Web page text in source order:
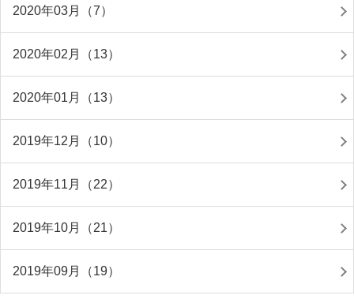
2020年03月（7）
2020年02月（13）
2020年01月（13）
2019年12月（10）
2019年11月（22）
2019年10月（21）
2019年09月（19）